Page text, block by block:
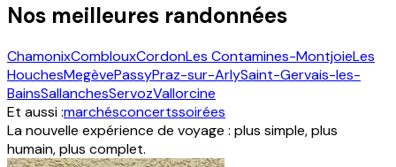
Nos meilleures randonnées
ChamonixComblouxCordonLes Contamines-MontjoieLes
HouchesMegèvePassyPraz-sur-ArlySaint-Gervais-les-
BainsSallanchesServozVallorcine
Et aussi :marchésconcertssoirées
La nouvelle expérience de voyage : plus simple, plus
humain, plus complet.